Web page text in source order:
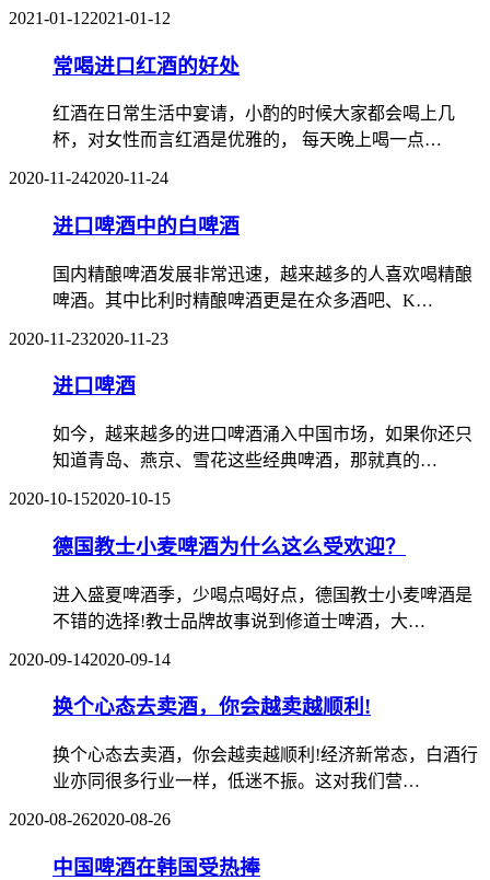
2021-01-122021-01-12
常喝进口红酒的好处
红酒在日常生活中宴请，小酌的时候大家都会喝上几
杯，对女性而言红酒是优雅的， 每天晚上喝一点…
2020-11-242020-11-24
进口啤酒中的白啤酒
国内精酿啤酒发展非常迅速，越来越多的人喜欢喝精酿
啤酒。其中比利时精酿啤酒更是在众多酒吧、K…
2020-11-232020-11-23
进口啤酒
如今，越来越多的进口啤酒涌入中国市场，如果你还只
知道青岛、燕京、雪花这些经典啤酒，那就真的…
2020-10-152020-10-15
德国教士小麦啤酒为什么这么受欢迎？
进入盛夏啤酒季，少喝点喝好点，德国教士小麦啤酒是
不错的选择!教士品牌故事说到修道士啤酒，大…
2020-09-142020-09-14
换个心态去卖酒，你会越卖越顺利!
换个心态去卖酒，你会越卖越顺利!经济新常态，白酒行
业亦同很多行业一样，低迷不振。这对我们营…
2020-08-262020-08-26
中国啤酒在韩国受热捧